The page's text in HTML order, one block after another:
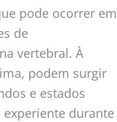
pode ocorrer em
de
vertebral. À
podem surgir
e estados
durante